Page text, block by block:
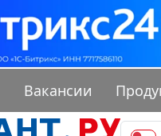
Вакансии